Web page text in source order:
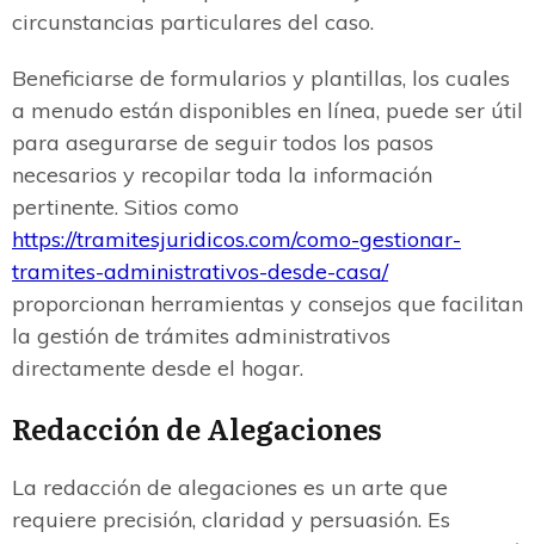
circunstancias particulares del caso.
Beneficiarse de formularios y plantillas, los cuales
a menudo están disponibles en línea, puede ser útil
para asegurarse de seguir todos los pasos
necesarios y recopilar toda la información
pertinente. Sitios como
https://tramitesjuridicos.com/como-gestionar-
tramites-administrativos-desde-casa/
proporcionan herramientas y consejos que facilitan
la gestión de trámites administrativos
directamente desde el hogar.
Redacción de Alegaciones
La redacción de alegaciones es un arte que
requiere precisión, claridad y persuasión. Es